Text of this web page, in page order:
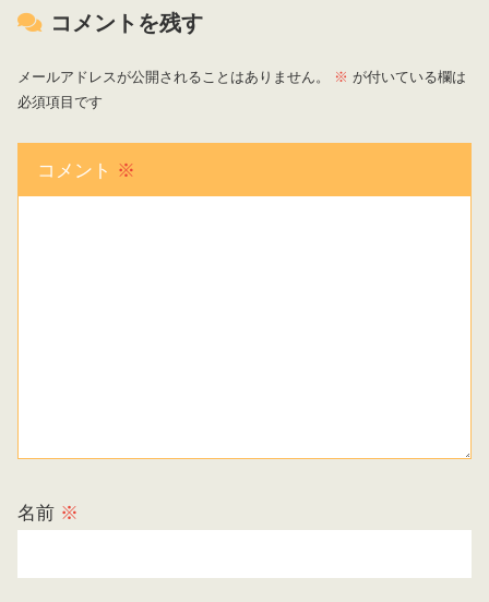
コメントを残す
メールアドレスが公開されることはありません。 ※ が付いている欄は
必須項目です
コメント ※
名前 ※